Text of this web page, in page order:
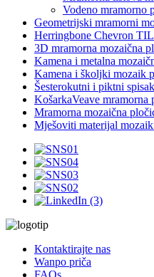
Vodeno mramorno
Geometrijski mramorni
Herringbone Chevron
3D mramorna mozaična
Kamena i metalna
Kamena i školjki mozaik
Šesterokutni i piktni spisak
KošarkaVeave mramorna
Mramorna mozaična
Mješoviti materijal
Kontaktirajte nas
Wanpo priča